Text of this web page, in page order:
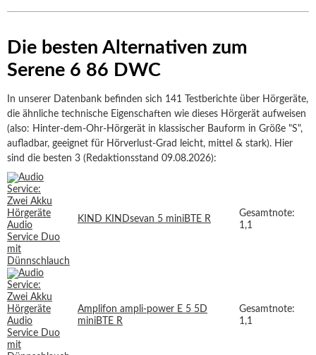
Die besten Alternativen zum
Serene 6 86 DWC
In unserer Datenbank befinden sich 141 Testberichte über Hörgeräte,
die ähnliche technische Eigenschaften wie dieses Hörgerät aufweisen
(also: Hinter-dem-Ohr-Hörgerät in klassischer Bauform in Größe "S",
aufladbar, geeignet für Hörverlust-Grad leicht, mittel & stark). Hier
sind die besten 3 (Redaktionsstand 09.08.2026):
KIND KINDsevan 5 miniBTE R
Gesamtnote:
1,1
Amplifon ampli-power E 5 5D
miniBTE R
Gesamtnote:
1,1